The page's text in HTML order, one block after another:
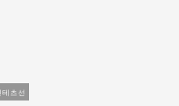
테츠선